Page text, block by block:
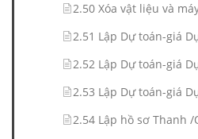
2.50 Xóa vật liệu và
2.51 Lập Dự toán-giá
2.52 Lập Dự toán-giá
2.53 Lập Dự toán-giá
2.54 Lập hồ sơ Thanh